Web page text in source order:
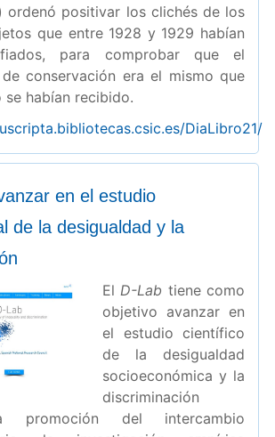
ordenó positivar los clichés de los
que entre 1928 y 1929 habían
para comprobar que el
conservación era el mismo que
se habían recibido.
DiaLibro21/
en el estudio
de la desigualdad y la
ElD-Lab tiene como
objetivo avanzar en
el estudio científico
de la desigualdad
socioeconómica y la
discriminación
promoción del intercambio